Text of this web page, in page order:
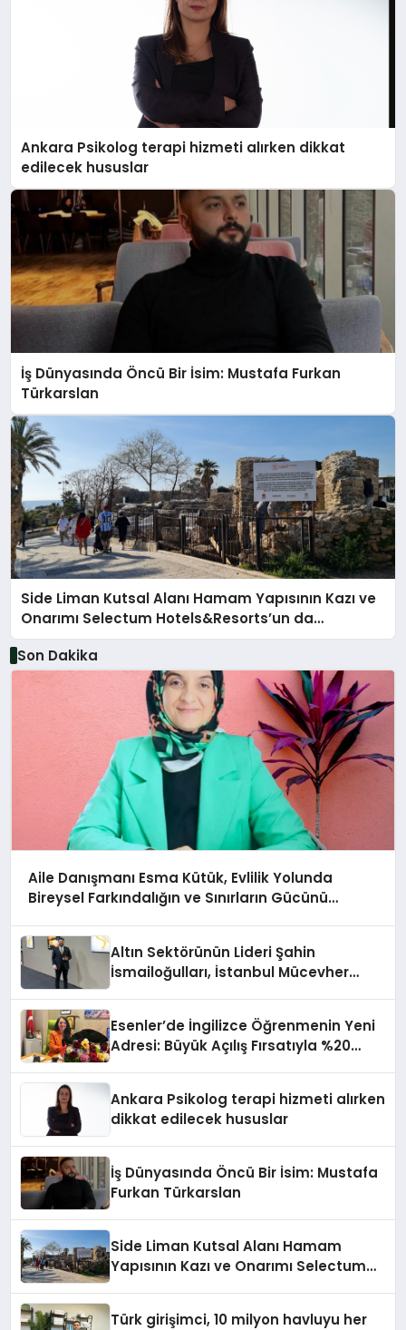
Ankara Psikolog terapi hizmeti alırken dikkat
edilecek hususlar
İş Dünyasında Öncü Bir İsim: Mustafa Furkan
Türkarslan
Side Liman Kutsal Alanı Hamam Yapısının Kazı ve
Onarımı Selectum Hotels&Resorts’un da
Katkılarıyla Tamamlandı
Son Dakika
Aile Danışmanı Esma Kütük, Evlilik Yolunda
Bireysel Farkındalığın ve Sınırların Gücünü
Altın Sektörünün Lideri Şahin
İsmailoğulları, İstanbul Mücevher
Esenler’de İngilizce Öğrenmenin Yeni
Adresi: Büyük Açılış Fırsatıyla %20
Ankara Psikolog terapi hizmeti alırken
dikkat edilecek hususlar
İş Dünyasında Öncü Bir İsim: Mustafa
Furkan Türkarslan
Side Liman Kutsal Alanı Hamam
Yapısının Kazı ve Onarımı Selectum
Türk girişimci, 10 milyon havluyu her